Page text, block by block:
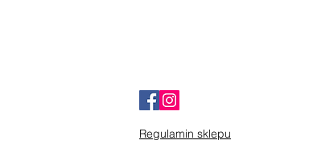
Regulamin sklepu